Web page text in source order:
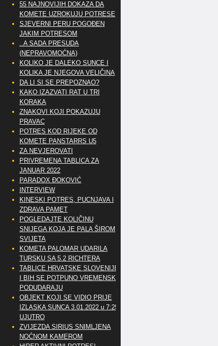
55 NAJNOVIJIH DOKAZA DA
KOMETE UZROKUJU POTRESE
SJEVERNI PERU POGOĐEN
JAKIM POTRESOM
..A SADA PRESUDA
(NEPRAVOMOĆNA)
KOLIKO JE DALEKO SUNCE I
KOLIKA JE NJEGOVA VELIČINA
DA LI SI SE PREPOZNAO?
KAKO IZAZVATI RAT U TRI
KORAKA
ZNAKOVI KOJI POKAZUJU
PRAVAC
POTRES KOD RIJEKE OD
KOMETE PANSTARRS U5
ZA NEVJEROVATI
PRIVREMENA TABLICA ZA
JANUAR 2022
PARADOX ĐOKOVIĆ
INTERVIEW
KINESKI POTRES, PUCNJAVA I
ZDRAVA PAMET
POGLEDAJTE KOLIČINU
SNIJEGA KOJA JE PALA ŠIROM
SVIJETA
KOMETA PALOMAR UDARILA
TURSKU SA 5.2 RICHTERA
TABLICE HRVATSKE SLOVENIJE
I BIH SE POTPUNO VREMENSKI
PODUDARAJU
OBJEKT KOJI SE VIDIO PRIJE
IZLASKA SUNCA 3.01.2022 u 7:25
UJUTRO
ZVIJEZDA SIRIUS SNIMLJENA
NOĆNOM KAMEROM